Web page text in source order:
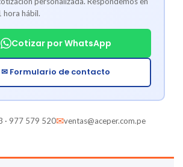
hora hábil.
Cotizar por WhatsApp
✉ Formulario de contacto
· 977 579 520✉ventas@aceper.com.pe